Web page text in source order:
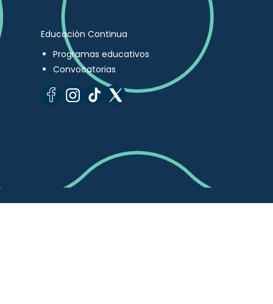
Educación Continua
Programas educativos
Convocatorias